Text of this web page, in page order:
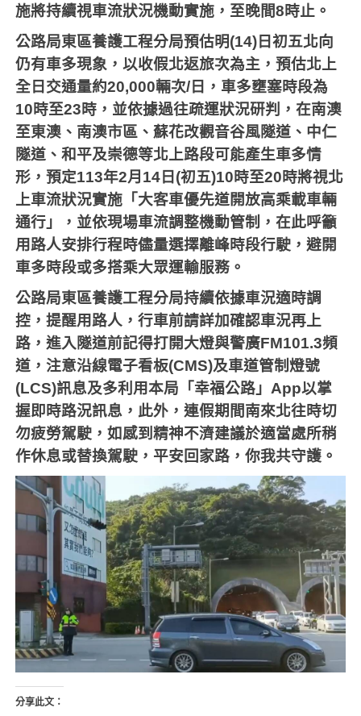
施將持續視車流狀況機動實施，至晚間8時止。
公路局東區養護工程分局預估明(14) 日初五北向
仍有車多現象，以收假北返旅次為主，預估北上
全日交通量約20,000輛次/ 日，車多壅塞時段為
10時至23時，並依據過往疏運狀況研判，在南澳
至東澳、南澳市區、蘇花改觀音谷風隧道、中仁
隧道、和平及崇德等北上路段可能產生車多情
形，預定113年2月 14 日 (初五)10時至20時將視北
上車流狀況實施「大客車優先道開放高乘載車輛
通行」，並依現場車流調整機動管制，在此呼籲
用路人安排行程時儘量選擇離峰時段行駛，避開
車多時段或多搭乘大眾運輸服務。
公路局東區養護工程分局持續依據車況適時調
控，提醒用路人，行車前請詳加確認車況再上
路，進入隧道前記得打開大燈與警廣FM101.3頻
道，注意沿線電子看板(CMS)及車道管制燈號
(LCS)訊息及多利用本局「幸福公路」 App以掌
握即時路況訊息，此外，連假期間南來北往時切
勿疲勞駕駛，如感到精神不濟建議於適當處所稍
作休息或替換駕駛，平安回家路，你我共守護。
分享此文：